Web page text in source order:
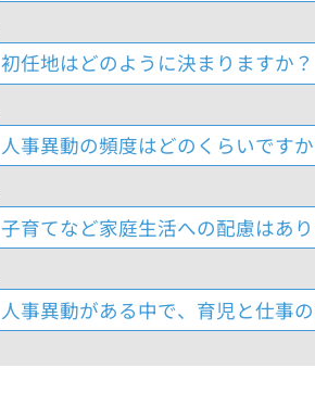
初任地はどのように決まりますか？
人事異動の頻度はどのくらいですか
子育てなど家庭生活への配慮はあ
人事異動がある中で、育児と仕事